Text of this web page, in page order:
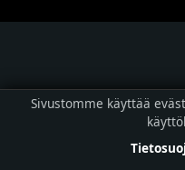
Sivustomme käyttää